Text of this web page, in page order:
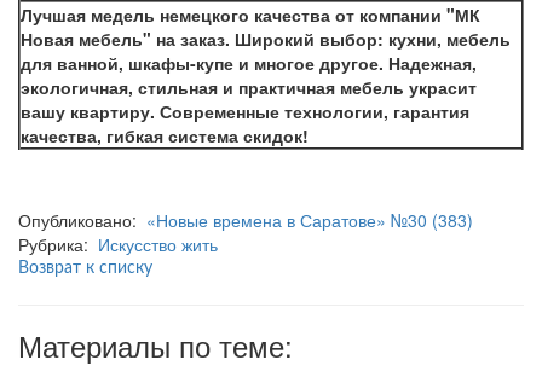
Лучшая медель немецкого качества от компании "МК
Новая мебель" на заказ. Широкий выбор: кухни, мебель
для ванной, шкафы-купе и многое другое. Надежная,
экологичная, стильная и практичная мебель украсит
вашу квартиру. Современные технологии, гарантия
качества, гибкая система скидок!
Опубликовано: «Новые времена в Саратове» №30 (383)
Рубрика: Искусство жить
Возврат к списку
Материалы по теме: